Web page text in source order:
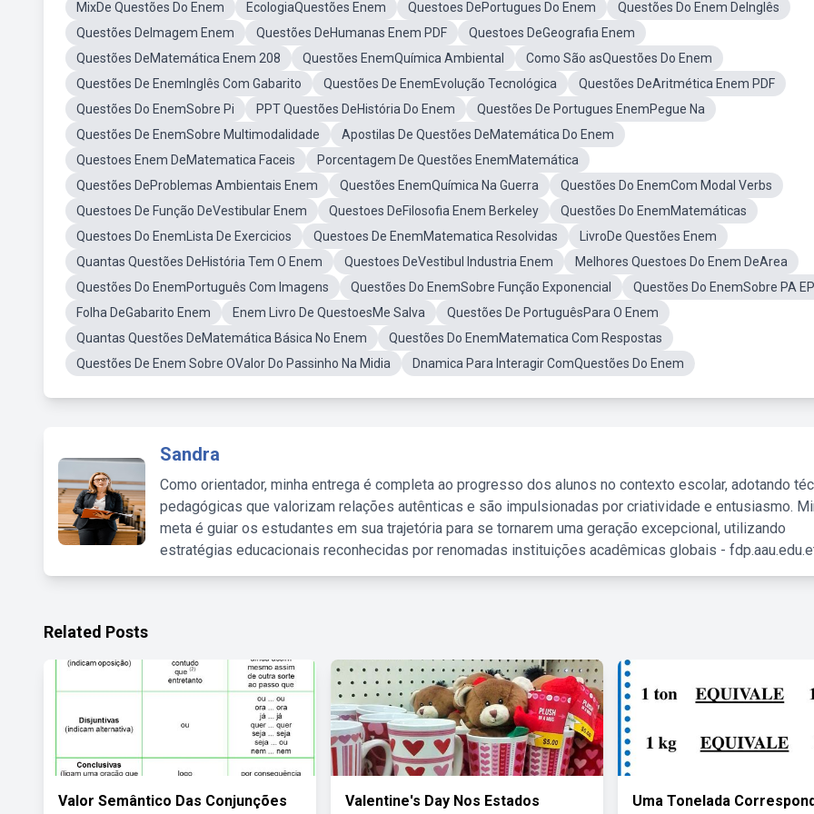
MixDe Questões Do Enem EcologiaQuestões Enem Questoes DePortugues Do Enem
Questões Do Enem DeInglês
Questões DeImagem Enem
Questões DeHumanas Enem PDF
Questoes DeGeografia Enem
Questões DeMatemática Enem 208
Questões EnemQuímica Ambiental
Como São asQuestões Do Enem
Questões De EnemInglês Com Gabarito
Questões De EnemEvolução Tecnológica
Questões DeAritmética Enem PDF
Questões Do EnemSobre Pi
PPT Questões DeHistória Do Enem
Questões De Portugues EnemPegue Na
Questões De EnemSobre Multimodalidade
Apostilas De Questões DeMatemática Do Enem
Questoes Enem DeMatematica Faceis
Porcentagem De Questões EnemMatemática
Questões DeProblemas Ambientais Enem
Questões EnemQuímica Na Guerra
Questões Do EnemCom Modal Verbs
Questoes De Função DeVestibular Enem
Questoes DeFilosofia Enem Berkeley
Questões Do EnemMatemáticas
Questoes Do EnemLista De Exercicios
Questoes De EnemMatematica Resolvidas
LivroDe Questões Enem
Quantas Questões DeHistória Tem O Enem
Questoes DeVestibul Industria Enem
Melhores Questoes Do Enem DeArea
Questões Do EnemPortuguês Com Imagens
Questões Do EnemSobre Função Exponencial
Questões Do EnemSobre PA
Folha DeGabarito Enem
Enem Livro De QuestoesMe Salva
Questões De PortuguêsPara O Enem
Quantas Questões DeMatemática Básica No Enem
Questões Do EnemMatematica Com Respostas
Questões De Enem Sobre OValor Do Passinho Na Midia
Dnamica Para Interagir ComQuestões Do Enem
Sandra
Como orientador, minha entrega é completa ao progresso dos alunos no contexto escolar, adotando
pedagógicas que valorizam relações autênticas e são impulsionadas por criatividade e entusiasmo.
meta é guiar os estudantes em sua trajetória para se tornarem uma geração excepcional, utilizando
estratégias educacionais reconhecidas por renomadas instituições acadêmicas globais -
Related Posts
Valor Semântico Das Conjunções Valentine's Day Nos Estados Uma Tonelada